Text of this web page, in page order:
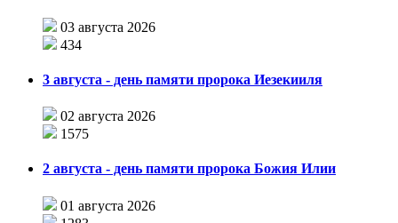
03 августа 2026
434
3 августа - день памяти пророка Иезекииля
02 августа 2026
1575
2 августа - день памяти пророка Божия Илии
01 августа 2026